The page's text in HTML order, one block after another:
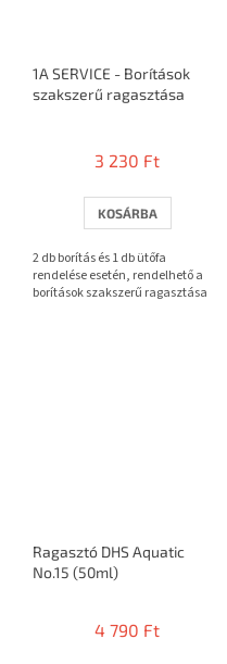
1A SERVICE - Borítások
szakszerű ragasztása
átlagos
5-
ből
csillag.
3 230 Ft
KOSÁRBA
2 db borítás és 1 db ütőfa
rendelése esetén, rendelhető a
borítások szakszerű ragasztása
Ragasztó DHS Aquatic
No.15 (50ml)
4 790 Ft